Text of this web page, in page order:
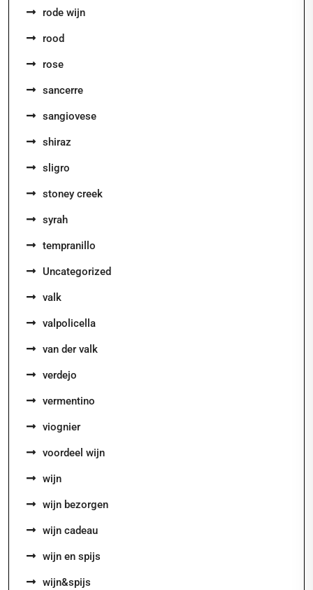
rode wijn
rood
rose
sancerre
sangiovese
shiraz
sligro
stoney creek
syrah
tempranillo
Uncategorized
valk
valpolicella
van der valk
verdejo
vermentino
viognier
voordeel wijn
wijn
wijn bezorgen
wijn cadeau
wijn en spijs
wijn&spijs